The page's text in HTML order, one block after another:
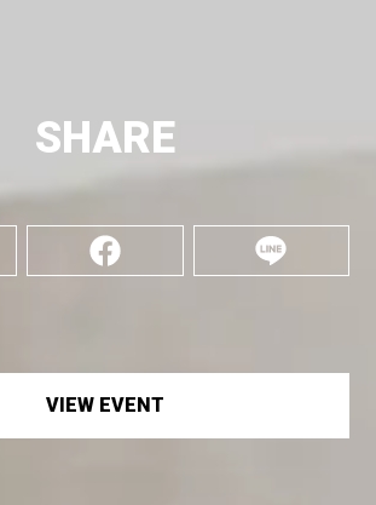
SHARE
VIEW EVENT